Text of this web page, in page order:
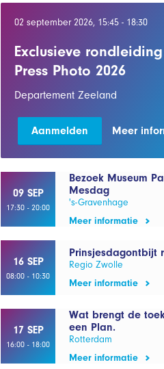
02 september 2026, 15:45 - 18:30
Exclusieve
Press Photo 2026
Departement Zeeland
Aanmelden Meer
09 SEP
17:30 - 20:00
Bezoek Museum
Mesdag
's-Gravenhage
Meer informatie
16 SEP
08:00 - 10:30
Prinsjesdagontbijt
Regio Zwolle
Meer informatie
17 SEP
16:00 - 18:00
Wat brengt de
een Plan.
Rotterdam
Meer informatie